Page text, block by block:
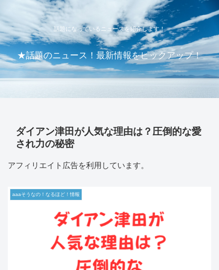
話題になっているニュースを紹介します！
★話題のニュース！最新情報をピックアップ！
ダイアン津田が人気な理由は？圧倒的な愛
され力の秘密
アフィリエイト広告を利用しています。
aaaそうなの！なるほど！情報